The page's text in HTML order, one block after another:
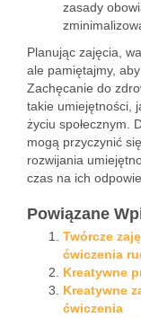
zasady
Planując zajęcia,
ale pamiętajmy,
Zachęcanie do
takie umiejętności,
życiu społecznym.
mogą przyczynić
rozwijania
czas na ich
Powiązane
Twórcze
ćwiczenia
Kreatywne
Kreatywne
ćwiczenia